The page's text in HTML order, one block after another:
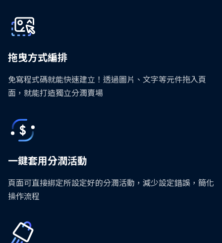
拖曳方式編排
免寫程式碼就能快速建立！透過圖片、文字等元件拖入頁
面，就能打造獨立分潤賣場
一鍵套用分潤活動
頁面可直接綁定所設定好的分潤活動，減少設定錯誤，簡化
操作流程